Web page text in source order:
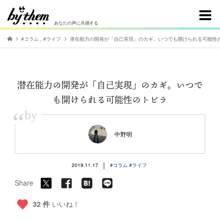
あなたの声に共感する
#コラム , #ライフ 潜在能力の開発が「自己実現」のカギ。いつでも開けられる可能性
潜在能力の開発が「自己実現」のカギ。いつで
も開けられる可能性のトビラ
“by
中野明
2019.11.17 | #コラム #ライフ
Share
32 件 いいね！